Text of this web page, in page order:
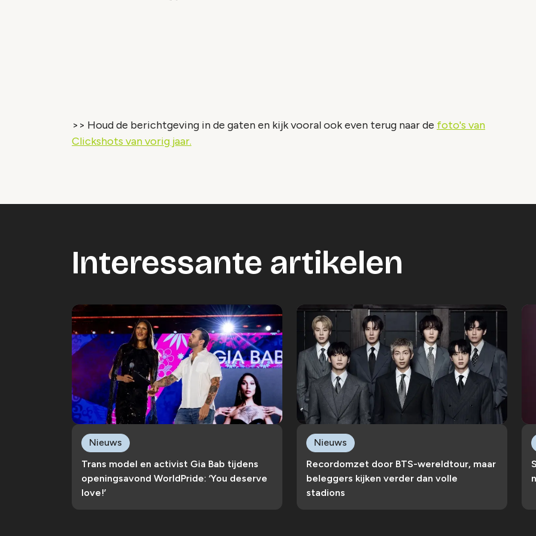
>> Houd de berichtgeving in de gaten en kijk vooral ook even terug naar de foto's van
Clickshots van vorig jaar.
Interessante artikelen
Trans model en activist Gia Bab tijdens
openingsavond WorldPride: ‘You deserve
love!’
Nieuws
Recordomzet door BTS-wereldtour, maar
beleggers kijken verder dan volle
stadions
Nieuws